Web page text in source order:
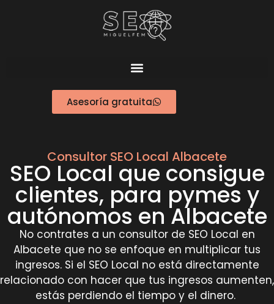
Asesoría gratuita
Consultor SEO Local Albacete
SEO Local que consigue
clientes, para pymes y
autónomos en Albacete
No contrates a un consultor de SEO Local en
Albacete que no se enfoque en multiplicar tus
ingresos. Si el SEO Local no está directamente
relacionado con hacer que tus ingresos aumenten,
estás perdiendo el tiempo y el dinero.